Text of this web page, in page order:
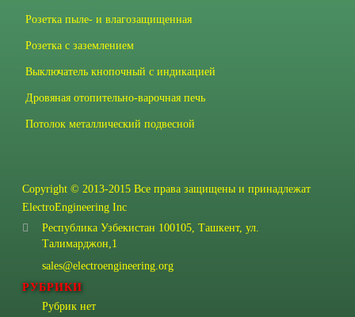
Розетка пыле- и влагозащищенная
Розетка с заземлением
Выключатель кнопочный с индикацией
Дровяная отопительно-варочная печь
Потолок металлический подвесной
Copyright © 2013-2015 Все права защищены и принадлежат
ElectroEngineering Inc
Республика Узбекистан 100105, Ташкент, ул.
Талимарджон,1
sales@electroengineering.org
РУБРИКИ
Рубрик нет